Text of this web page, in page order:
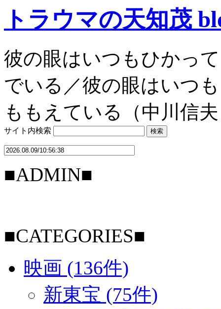
トラウマの天知茂
彼の眼はいつもひかっ
でいる／彼の眼はいつ
ももえている（中川信
サイト内検索
■ADMIN■
■CATEGORIES■
映画 (136件)
新東宝 (75件)